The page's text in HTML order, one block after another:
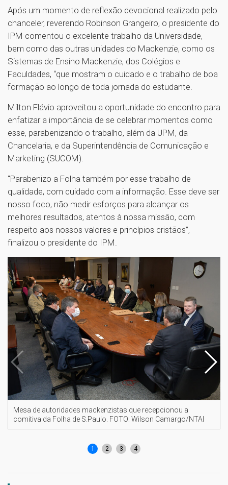
Após um momento de reflexão devocional realizado pelo
chanceler, reverendo Robinson Grangeiro, o presidente do
IPM comentou o excelente trabalho da Universidade,
bem como das outras unidades do Mackenzie, como os
Sistemas de Ensino Mackenzie, dos Colégios e
Faculdades, “que mostram o cuidado e o trabalho de boa
formação ao longo de toda jornada do estudante.
Milton Flávio aproveitou a oportunidade do encontro para
enfatizar a importância de se celebrar momentos como
esse, parabenizando o trabalho, além da UPM, da
Chancelaria, e da Superintendência de Comunicação e
Marketing (SUCOM).
“Parabenizo a Folha também por esse trabalho de
qualidade, com cuidado com a informação. Esse deve ser
nosso foco, não medir esforços para alcançar os
melhores resultados, atentos à nossa missão, com
respeito aos nossos valores e princípios cristãos”,
finalizou o presidente do IPM.
Mesa de autoridades mackenzistas que recepcionou a
comitiva da Folha de S.Paulo. FOTO: Wilson Camargo/NTAI
1 2 3 4